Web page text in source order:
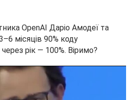
OpenAI Даріо Амодеї та
місяців 90% коду
рік — 100%. Віримо?